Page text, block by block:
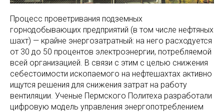
Процесс проветривания подземных
горнодобывающих предприятий (в том числе нефтяных
шахт) — крайне энергозатратный: на него расходуется
от 30 до 50 процентов электроэнергии, потребляемой
всей организацией. В связи с этим с целью снижения
себестоимости ископаемого на нефтешахтах активно
ищутся решения для снижения затрат на работу
вентиляции. Ученые Пермского Политеха разработали
цифровую модель управления энергопотреблением